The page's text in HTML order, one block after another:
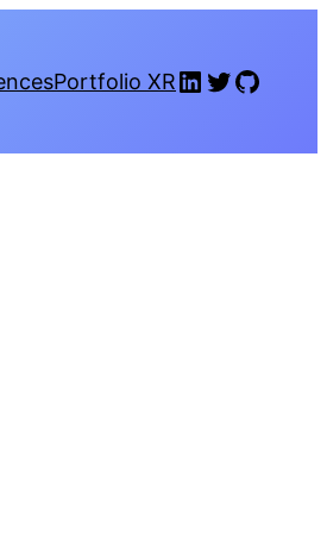
Portfolio XRLinkedIn Twitter GitHub